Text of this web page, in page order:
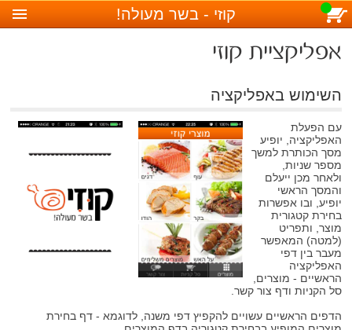
סל קניות ( קוזי - בשר מעולה!
אפליקציית קוזי
השימוש באפליקציה
עם הפעלת
האפליקציה, יופיע
מסך הכותרת למשך
מספר שניות,
ולאחר מכן ייעלם
והמסך הראשי
יופיע, ובו אפשרות
בחירת קטגורית
מוצר, ותפריט
(למטה) המאפשר
מעבר בין דפי
האפליקציה
הראשיים - מוצרים,
סל הקניות ודף צור קשר.
הדפים הראשיים עשויים להקפיץ דפי משנה, לדוגמא - דף בחירת